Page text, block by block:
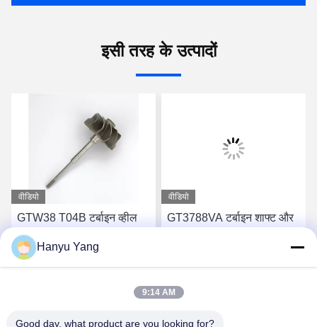
इसी तरह के उत्पादों
वीडियो
GTW38 T04B टर्बाइन व्हील
शाफ्ट 407276-6 407276-19
446905-2 446905-5
टर्बोचार्जर के लिए
सबसे अच्छी कीमत पाएं
वीडियो
GT3788VA टर्बाइन शाफ्ट और
848212-5002S टर्बोचार्जर के
लिए
Hanyu Yang
9:14 AM
Good day, what product are you looking for?